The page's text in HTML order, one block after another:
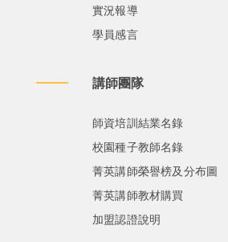
實況報導
學員感言
講師團隊
師資培訓結業名錄
校園種子教師名錄
菁英講師榮譽榜及分布圖
菁英講師教材購買
加盟認證說明